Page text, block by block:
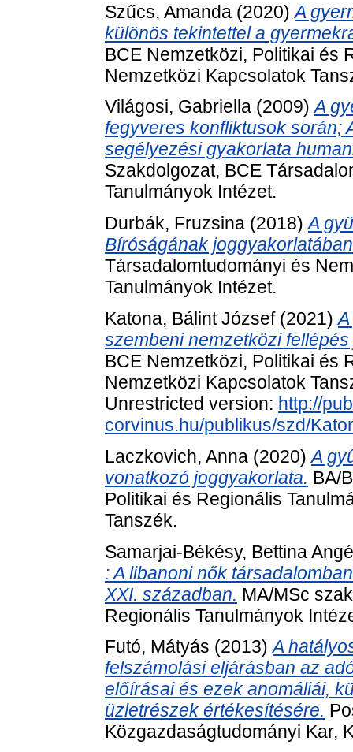
Szűcs, Amanda (2020)A
különös tekintettel a
BCE Nemzetközi, Politikai és
Nemzetközi Kapcsolatok
Világosi, Gabriella (2009)A
fegyveres konfliktusok során;
segélyezési gyakorlata
Szakdolgozat, BCE
Tanulmányok Intézet.
Durbák, Fruzsina (2018)A
Bíróságának
Társadalomtudományi és
Tanulmányok Intézet.
Katona, Bálint József(2021)
szembeni nemzetközi
BCE Nemzetközi, Politikai és
Nemzetközi Kapcsolatok
Unrestricted version: http://
corvinus.hu/publikus/szd/
Laczkovich, Anna (2020)A
vonatkozó joggyakorlata. BA/
Politikai és Regionális
Tanszék.
Samarjai-Békésy, Bettina
: A libanoni nők
XXI. században. MA/MSc
Regionális Tanulmányok
Futó, Mátyás (2013)A
felszámolási eljárásban az
előírásai és ezek anomáliái,
üzletrészek értékesítésére.
Közgazdaságtudományi Kar,